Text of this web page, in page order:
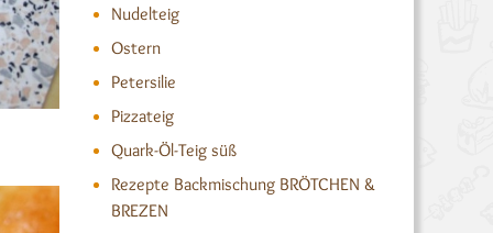
Nudelteig
Ostern
Petersilie
Pizzateig
Quark-Öl-Teig süß
Rezepte Backmischung BRÖTCHEN &
BREZEN